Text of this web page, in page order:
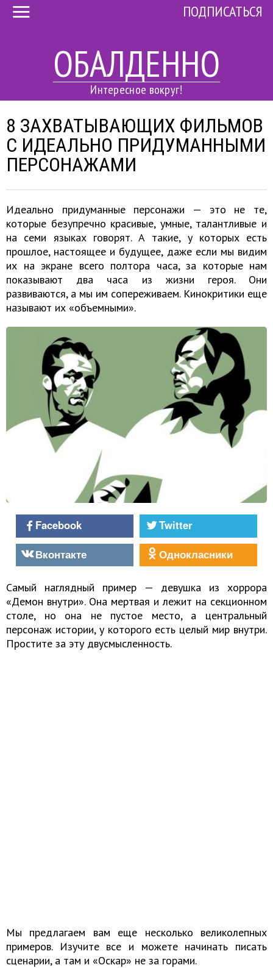
ОБАЛДЕННО
Интересное вокруг!
ПОДПИСАТЬСЯ
8 ЗАХВАТЫВАЮЩИХ ФИЛЬМОВ
С ИДЕАЛЬНО ПРИДУМАННЫМИ
ПЕРСОНАЖАМИ
Идеально придуманные персонажи — это не те,
которые безупречно красивые, умные, талантливые и
на семи языках говорят. А такие, у которых есть
прошлое, настоящее и будущее, даже если мы видим
их на экране всего полтора часа, за которые нам
показывают два часа из жизни героя. Они
развиваются, а мы им сопереживаем. Кинокритики еще
называют их «объемными».
Facebook
Twitter
Вконтакте
Однокласники
Самый наглядный пример — девушка из хоррора
«Демон внутри». Она мертвая и лежит на секционном
столе, но она не пустое место, а центральный
персонаж истории, у которого есть целый мир внутри.
Простите за эту двусмысленность.
Мы предлагаем вам еще несколько великолепных
примеров. Изучите все и можете начинать писать
сценарии, а там и «Оскар» не за горами.